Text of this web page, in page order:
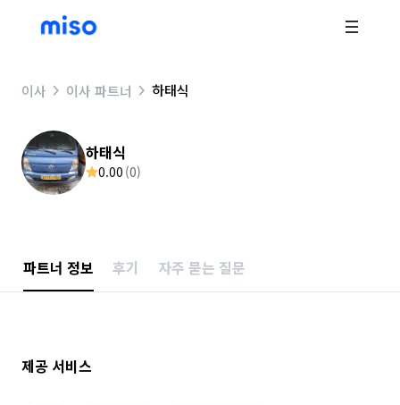
이사 이사 파트너 하태식
하태식
0.00 (0)
파트너 정보 후기 자주 묻는 질문
제공 서비스